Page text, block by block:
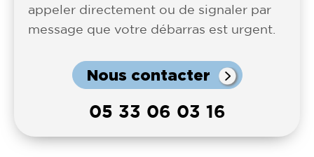
appeler directement ou de signaler par
message que votre débarras est urgent.
Nous contacter
05 33 06 03 16